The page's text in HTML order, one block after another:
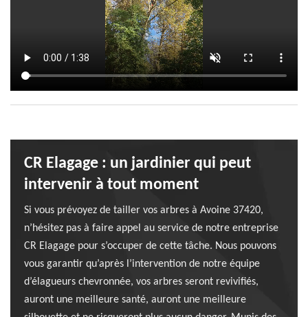
CR Elagage : un jardinier qui peut
intervenir à tout moment
Si vous prévoyez de tailler vos arbres à Avoine 37420,
n’hésitez pas à faire appel au service de notre entreprise
CR Elagage pour s’occuper de cette tâche. Nous pouvons
vous garantir qu’après l’intervention de notre équipe
d’élagueurs chevronnée, vos arbres seront revivifiés,
auront une meilleure santé, auront une meilleure